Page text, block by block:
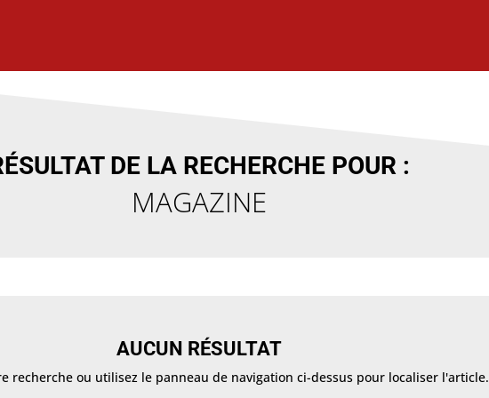
DE LA RECHERCHE POUR :
MAGAZINE
AUCUN RÉSULTAT
recherche ou utilisez le panneau de navigation ci-dessus pour localiser l'article.